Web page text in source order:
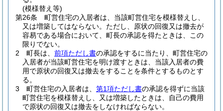
(模様替え等)
第26条
町営住宅の入居者は、当該町営住宅を模様替えし、
又は増築してはならない。 ただし、原状の回復又は撤去が
容易である場合において、町長の承認を得たときは、この
限りでない。
2
町長は、 前項ただし書の承認をするに当たり、町営住宅の
入居者が当該町営住宅を明け渡すときは、当該入居者の費
用で原状の回復又は撤去をすることを条件とするものとす
る。
3
町営住宅の入居者は、 第1項ただし書の承認を得ずに当該
町営住宅を模様替えし、又は増築したときは、自己の費用
で原状の回復又は撤去をしなければならない。